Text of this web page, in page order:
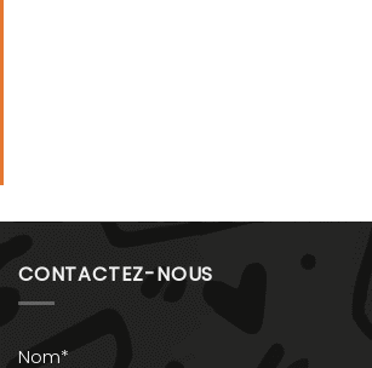
CONTACTEZ-NOUS
Nom*